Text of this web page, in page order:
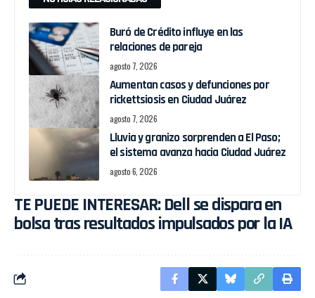
Buró de Crédito influye en las
relaciones de pareja
agosto 7, 2026
Aumentan casos y defunciones por
rickettsiosis en Ciudad Juárez
agosto 7, 2026
Lluvia y granizo sorprenden a El Paso;
el sistema avanza hacia Ciudad Juárez
agosto 6, 2026
TE PUEDE INTERESAR:Dell se dispara en
bolsa tras resultados impulsados por la IA